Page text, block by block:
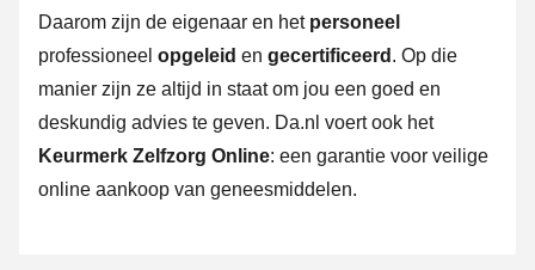
Daarom zijn de eigenaar en het personeel
professioneel opgeleid en gecertificeerd . Op die
manier zijn ze altijd in staat om jou een goed en
deskundig advies te geven. Da.nl voert ook het
Keurmerk Zelfzorg Online: een garantie voor veilige
online aankoop van geneesmiddelen.